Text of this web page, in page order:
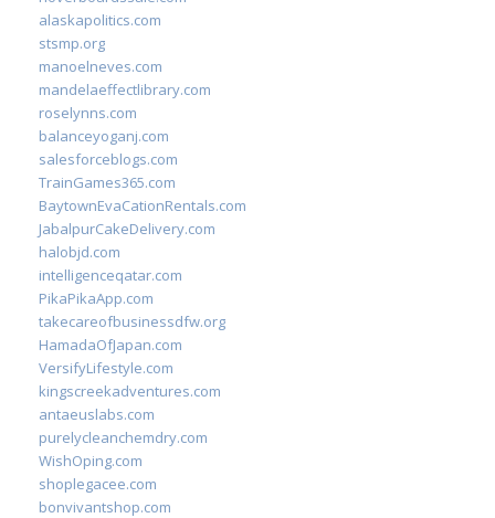
alaskapolitics.com
stsmp.org
manoelneves.com
mandelaeffectlibrary.com
roselynns.com
balanceyoganj.com
salesforceblogs.com
TrainGames365.com
BaytownEvaCationRentals.com
JabalpurCakeDelivery.com
halobjd.com
intelligenceqatar.com
PikaPikaApp.com
takecareofbusinessdfw.org
HamadaOfJapan.com
VersifyLifestyle.com
kingscreekadventures.com
antaeuslabs.com
purelycleanchemdry.com
WishOping.com
shoplegacee.com
bonvivantshop.com